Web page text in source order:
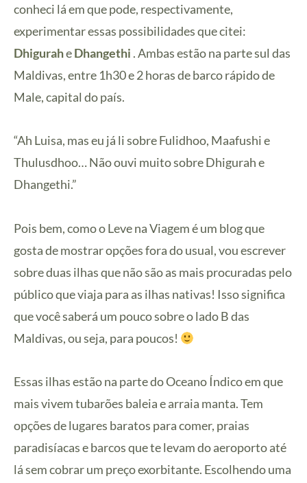
conheci lá em que pode, respectivamente,
experimentar essas possibilidades que citei:
DhiguraheDhangethi . Ambas estão na parte sul das
Maldivas, entre 1h30 e 2 horas de barco rápido de
Male, capital do país.
“Ah Luisa, mas eu já li sobre Fulidhoo, Maafushi e
Thulusdhoo… Não ouvi muito sobre Dhigurah e
Dhangethi.”
Pois bem, como o Leve na Viagem é um blog que
gosta de mostrar opções fora do usual, vou escrever
sobre duas ilhas que não são as mais procuradas pelo
público que viaja para as ilhas nativas! Isso significa
que você saberá um pouco sobre o lado B das
Maldivas, ou seja, para poucos!
Essas ilhas estão na parte do Oceano Índico em que
mais vivem tubarões baleia e arraia manta. Tem
opções de lugares baratos para comer, praias
paradisíacas e barcos que te levam do aeroporto até
lá sem cobrar um preço exorbitante. Escolhendo uma